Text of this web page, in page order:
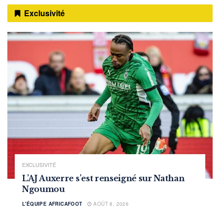
Exclusivité
EXCLUSIVITÉ
L’AJ Auxerre s’est renseigné sur Nathan
Ngoumou
L'ÉQUIPE AFRICAFOOT AOÛT 8, 2026